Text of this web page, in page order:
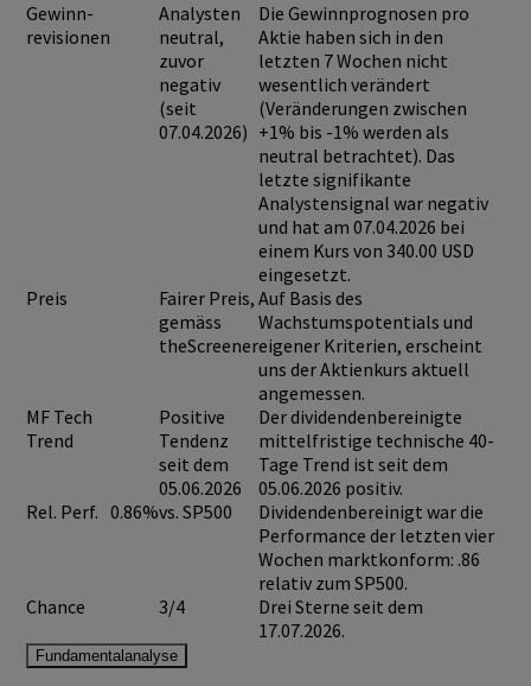
Gewinn-
revisionen
Analysten
neutral,
zuvor
negativ
(seit
07.04.2026)
Die Gewinnprognosen pro
Aktie haben sich in den
letzten 7 Wochen nicht
wesentlich verändert
(Veränderungen zwischen
+1% bis -1% werden als
neutral betrachtet). Das
letzte signifikante
Analystensignal war negativ
und hat am 07.04.2026 bei
einem Kurs von 340.00 USD
eingesetzt.
Preis
Fairer Preis,
gemäss
theScreener
Auf Basis des
Wachstumspotentials und
eigener Kriterien, erscheint
uns der Aktienkurs aktuell
angemessen.
MF Tech
Trend
Positive
Tendenz
seit dem
05.06.2026
Der dividendenbereinigte
mittelfristige technische 40-
Tage Trend ist seit dem
05.06.2026 positiv.
Rel. Perf. 0.86%vs. SP500
Dividendenbereinigt war die
Performance der letzten vier
Wochen marktkonform: .86
relativ zum SP500.
Chance
3/4
Drei Sterne seit dem
17.07.2026.
Fundamentalanalyse